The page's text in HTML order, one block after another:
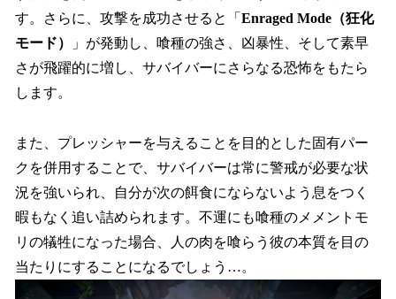
す。さらに、攻撃を成功させると「 Enraged Mode（狂化
モード）
」が発動し、喰種の強さ、凶暴性、そして素早
さが飛躍的に増し、サバイバーにさらなる恐怖をもたら
します。
また、プレッシャーを与えることを目的とした固有パー
クを併用することで、サバイバーは常に警戒が必要な状
況を強いられ、自分が次の餌食にならないよう息をつく
暇もなく追い詰められます。不運にも喰種のメメントモ
リの犠牲になった場合、人の肉を喰らう彼の本質を目の
当たりにすることになるでしょう…。